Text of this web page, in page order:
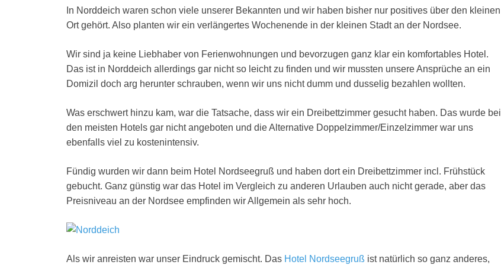
In Norddeich waren schon viele unserer Bekannten und wir haben bisher nur positives über den kleinen
Ort gehört. Also planten wir ein verlängertes Wochenende in der kleinen Stadt an der Nordsee.
Wir sind ja keine Liebhaber von Ferienwohnungen und bevorzugen ganz klar ein komfortables Hotel.
Das ist in Norddeich allerdings gar nicht so leicht zu finden und wir mussten unsere Ansprüche an ein
Domizil doch arg herunter schrauben, wenn wir uns nicht dumm und dusselig bezahlen wollten.
Was erschwert hinzu kam, war die Tatsache, dass wir ein Dreibettzimmer gesucht haben. Das wurde bei
den meisten Hotels gar nicht angeboten und die Alternative Doppelzimmer/Einzelzimmer war uns
ebenfalls viel zu kostenintensiv.
Fündig wurden wir dann beim Hotel Nordseegruß und haben dort ein Dreibettzimmer incl. Frühstück
gebucht. Ganz günstig war das Hotel im Vergleich zu anderen Urlauben auch nicht gerade, aber das
Preisniveau an der Nordsee empfinden wir Allgemein als sehr hoch.
Als wir anreisten war unser Eindruck gemischt. Das Hotel Nordseegruß ist natürlich so ganz anderes,